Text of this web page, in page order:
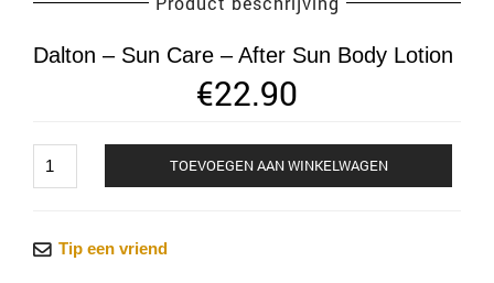
Dalton – Sun Care – After Sun Body Lotion
€22.90
Dalton
-
Care
TOEVOEGEN AAN WINKELWAGEN
Tip een vriend